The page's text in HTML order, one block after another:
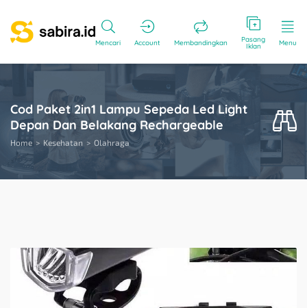
Mencari Account Membandingkan Pasang
Iklan Menu
Cod Paket 2in1 Lampu Sepeda Led Light
Depan Dan Belakang Rechargeable
Home Kesehatan Olahraga